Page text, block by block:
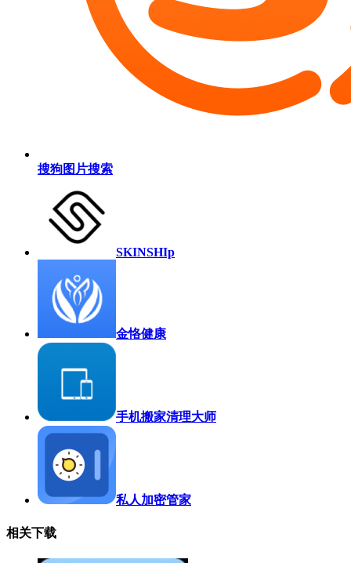
搜狗图片搜索
SKINSHIp
金恪健康
手机搬家清理大师
私人加密管家
相关下载